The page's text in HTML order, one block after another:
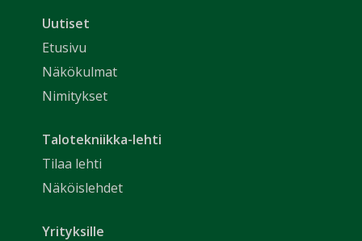
Uutiset
Etusivu
Näkökulmat
Nimitykset
Talotekniikka-lehti
Tilaa lehti
Näköislehdet
Yrityksille